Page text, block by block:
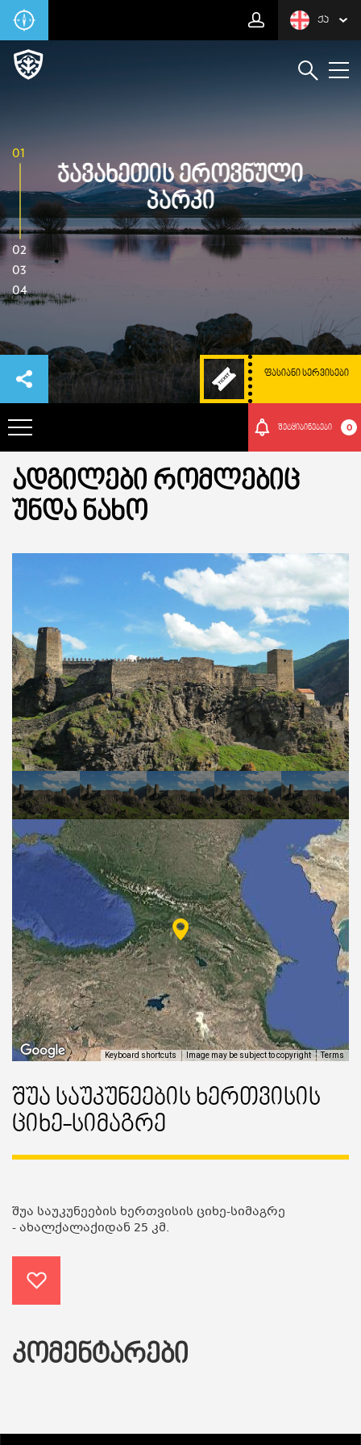
ᲥᲐ
01
02
03
04
Ჯავახეთის Ეროვნული
Პარკი
ᲤᲐᲡᲘᲐᲜᲘ ᲡᲔᲠᲕᲘᲡᲔᲑᲘ
ᲞᲐᲠᲙᲘᲡ ᲨᲔᲡᲐᲮᲔᲑ
ᲗᲐᲕᲒᲐᲓᲐᲡᲐᲕᲚᲔᲑᲘ
ᲠᲝᲒᲝᲠ ᲛᲝᲕᲮᲕᲓᲔᲗ ᲐᲥ
ᲑᲣᲜᲔᲑᲐ ᲓᲐ ᲙᲣᲚᲢᲣᲠᲐ
ᲛᲝᲒᲝᲜᲔᲑᲔᲑᲘ
ᲘᲕᲔᲜᲗᲔᲑᲘ
ᲒᲐᲜᲗᲐᲕᲡᲔᲑᲐ ᲓᲐ ᲙᲕᲔᲑᲐ
ᲡᲐᲧᲘᲓᲔᲚᲘ ᲜᲘᲕᲗᲔᲑᲘ
ᲒᲖᲐᲛᲙᲕᲚᲔᲕᲘ
შეტყიბინებები 0
ᲐᲓᲒᲘᲚᲔᲑᲘ ᲠᲝᲛᲚᲔᲑᲘᲪ
ᲣᲜᲓᲐ ᲜᲐᲮᲝ
Keyboard shortcuts Image may be subject to copyright Terms
Შუა Საუკუნეების Ხერთვისის
Ციხე-Სიმაგრე
შუა საუკუნეების ხერთვისის ციხე-სიმაგრე
- ახალქალაქიდან 25 კმ.
ᲙᲝᲛᲔᲜᲢᲐᲠᲔᲑᲘ